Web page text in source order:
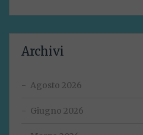
Archivi
Agosto 2026
Giugno 2026